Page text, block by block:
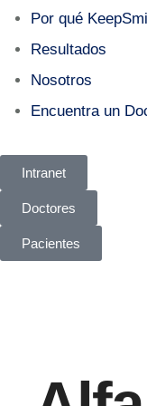
Por qué
Resultados
Nosotros
Encuentra un
Intranet
Doctores
Pacientes